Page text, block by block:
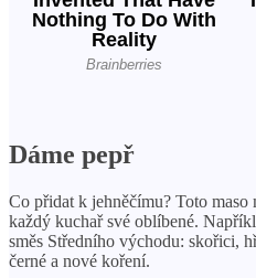
Dáme pepř
Co přidat k jehněčímu? Toto maso
každý kuchař své oblíbené.
směs Středního východu: skořici,
černé a nové koření.